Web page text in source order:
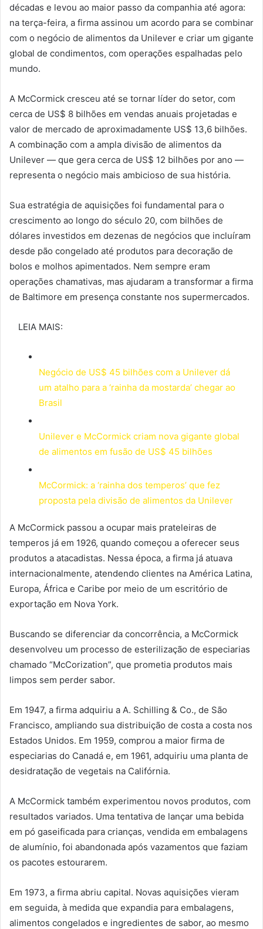
décadas e levou ao maior passo da companhia até agora:
na terça-feira, a firma assinou um acordo para se combinar
com o negócio de alimentos da Unilever e criar um gigante
global de condimentos, com operações espalhadas pelo
mundo.
A McCormick cresceu até se tornar líder do setor, com
cerca de US$ 8 bilhões em vendas anuais projetadas e
valor de mercado de aproximadamente US$ 13,6 bilhões.
A combinação com a ampla divisão de alimentos da
Unilever — que gera cerca de US$ 12 bilhões por ano —
representa o negócio mais ambicioso de sua história.
Sua estratégia de aquisições foi fundamental para o
crescimento ao longo do século 20, com bilhões de
dólares investidos em dezenas de negócios que incluíram
desde pão congelado até produtos para decoração de
bolos e molhos apimentados. Nem sempre eram
operações chamativas, mas ajudaram a transformar a firma
de Baltimore em presença constante nos supermercados.
LEIA MAIS:
Negócio de US$ 45 bilhões com a Unilever dá
um atalho para a ‘rainha da mostarda’ chegar ao
Brasil
Unilever e McCormick criam nova gigante global
de alimentos em fusão de US$ 45 bilhões
McCormick: a ‘rainha dos temperos’ que fez
proposta pela divisão de alimentos da Unilever
A McCormick passou a ocupar mais prateleiras de
temperos já em 1926, quando começou a oferecer seus
produtos a atacadistas. Nessa época, a firma já atuava
internacionalmente, atendendo clientes na América Latina,
Europa, África e Caribe por meio de um escritório de
exportação em Nova York.
Buscando se diferenciar da concorrência, a McCormick
desenvolveu um processo de esterilização de especiarias
chamado “McCorization”, que prometia produtos mais
limpos sem perder sabor.
Em 1947, a firma adquiriu a A. Schilling & Co., de São
Francisco, ampliando sua distribuição de costa a costa nos
Estados Unidos. Em 1959, comprou a maior firma de
especiarias do Canadá e, em 1961, adquiriu uma planta de
desidratação de vegetais na Califórnia.
A McCormick também experimentou novos produtos, com
resultados variados. Uma tentativa de lançar uma bebida
em pó gaseificada para crianças, vendida em embalagens
de alumínio, foi abandonada após vazamentos que faziam
os pacotes estourarem.
Em 1973, a firma abriu capital. Novas aquisições vieram
em seguida, à medida que expandia para embalagens,
alimentos congelados e ingredientes de sabor, ao mesmo